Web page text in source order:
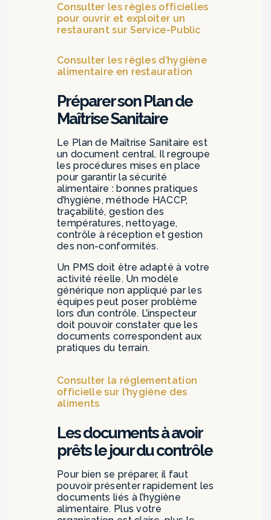
Consulter les règles officielles
pour ouvrir et exploiter un
restaurant sur Service-Public
Consulter les règles d’hygiène
alimentaire en restauration
Préparer son Plan de
Maîtrise Sanitaire
Le Plan de Maîtrise Sanitaire est
un document central. Il regroupe
les procédures mises en place
pour garantir la sécurité
alimentaire : bonnes pratiques
d’hygiène, méthode HACCP,
traçabilité, gestion des
températures, nettoyage,
contrôle à réception et gestion
des non-conformités.
Un PMS doit être adapté à votre
activité réelle. Un modèle
générique non appliqué par les
équipes peut poser problème
lors d’un contrôle. L’inspecteur
doit pouvoir constater que les
documents correspondent aux
pratiques du terrain.
Consulter la réglementation
officielle sur l’hygiène des
aliments
Les documents à avoir
prêts le jour du contrôle
Pour bien se préparer, il faut
pouvoir présenter rapidement les
documents liés à l’hygiène
alimentaire. Plus votre